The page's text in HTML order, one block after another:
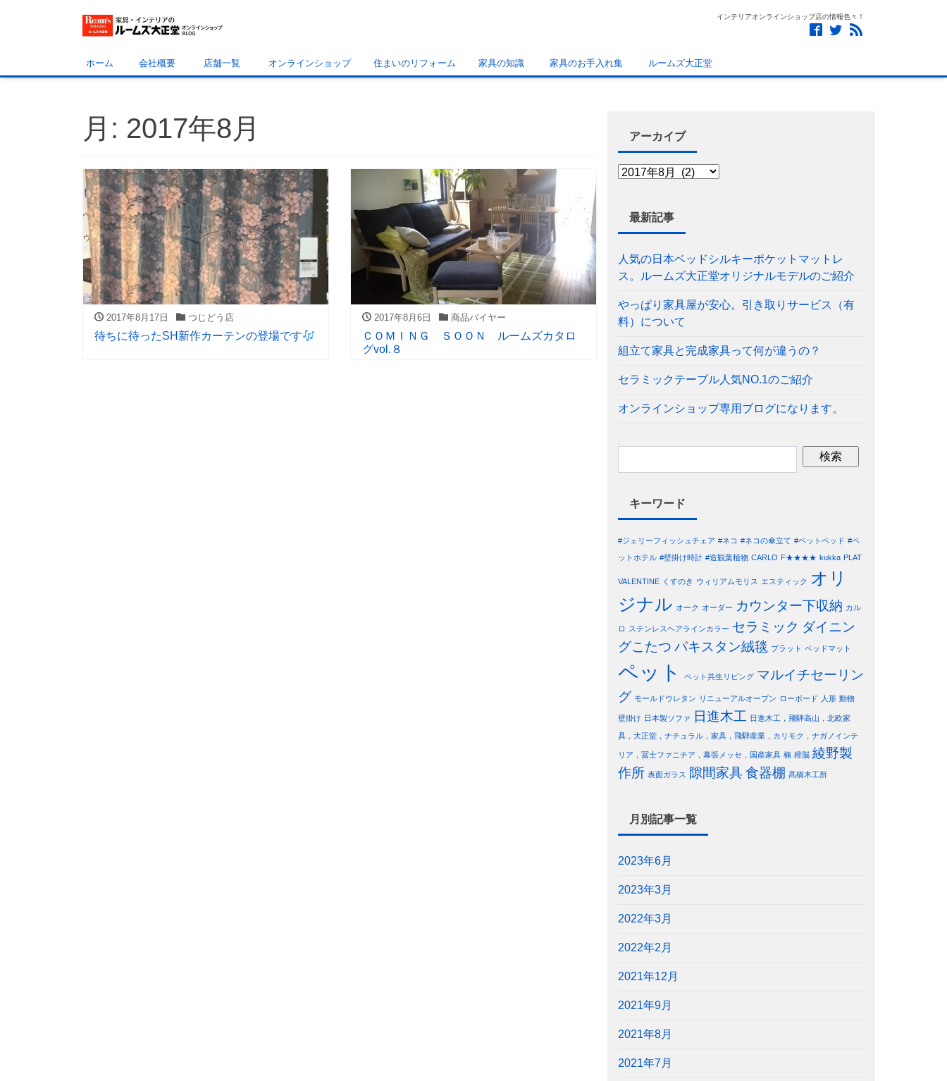
インテリアオンラインショップ店の情報色々！
ホーム 会社概要 店舗一覧 オンラインショップ 住まいのリフォーム 家具の知識 家具のお手入れ集 ルームズ大正堂
月: 2017年8月
2017年8月17日 つじどう店
待ちに待ったSH新作カーテンの登場です
2017年8月6日 商品バイヤー
ＣＯＭＩＮＧ ＳＯＯＮ ルームズカタロ
グvol.８
アーカイブ
最新記事
人気の日本ベッドシルキーポケットマットレ
ス。ルームズ大正堂オリジナルモデルのご紹介
やっぱり家具屋が安心。引き取りサービス（有
料）について
組立て家具と完成家具って何が違うの？
セラミックテーブル人気NO.1のご紹介
オンラインショップ専用ブログになります。
キーワード
#ジェリーフィッシュチェア #ネコ #ネコの傘立て #ペットベッド #ペ
ットホテル #壁掛け時計 #造観葉植物 CARLO F★★★★ kukka PLAT
VALENTINE くすのき ウィリアムモリス エスティック オリ
ジナル オーク オーダー カウンター下収納 カル
ロ ステンレスヘアラインカラー セラミック ダイニン
グこたつ パキスタン絨毯 プラット ベッドマット
ペット ペット共生リビング マルイチセーリン
グ モールドウレタン リニューアルオープン ローボード 人形 動物
壁掛け 日本製ソファ 日進木工 日進木工，飛騨高山，北欧家
具，大正堂，ナチュラル，家具，飛騨産業，カリモク，ナガノインテ
リア，冨士ファニチア，幕張メッセ，国産家具 楠 樟脳 綾野製
作所 表面ガラス 隙間家具食器棚 髙橋木工所
月別記事一覧
2023年6月
2023年3月
2022年3月
2022年2月
2021年12月
2021年9月
2021年8月
2021年7月